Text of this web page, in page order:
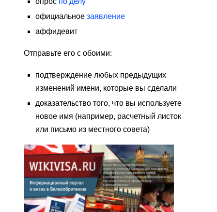
официальное заявление
аффидевит
Отправьте его с обоими:
подтверждение любых предыдущих
изменений имени, которые вы сделали
доказательство того, что вы используете
новое имя (например, расчетный листок
или письмо из местного совета)